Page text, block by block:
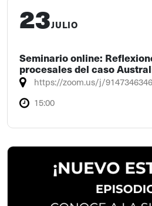
23JULIO
Seminario online:
procesales del caso
https://zoom.us/j/
15:00